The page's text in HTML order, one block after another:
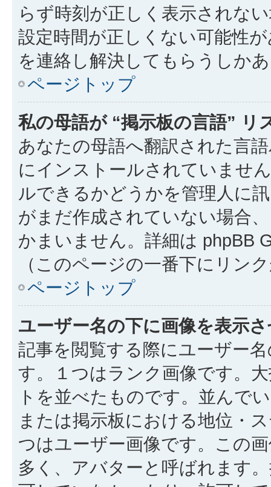
らず時刻が正しく表示されな
設定時間が正しくない可能性
を連絡し解決してもらうしか
ページトップ
私の母語が “掲示板の言語” リ
あなたの母語へ翻訳された言
にインストールされていませ
ルできるかどうかを管理人に
がまだ作成されていない場合
かまいません。詳細は phpBB
（このページの一番下にリン
ページトップ
ユーザー名の下に画像を表示
記事を閲覧する際にユーザー
す。１つはランク画像です。
トを並べたものです。並んで
または掲示板における地位・
つはユーザー画像です。この
多く、アバターと呼ばれます